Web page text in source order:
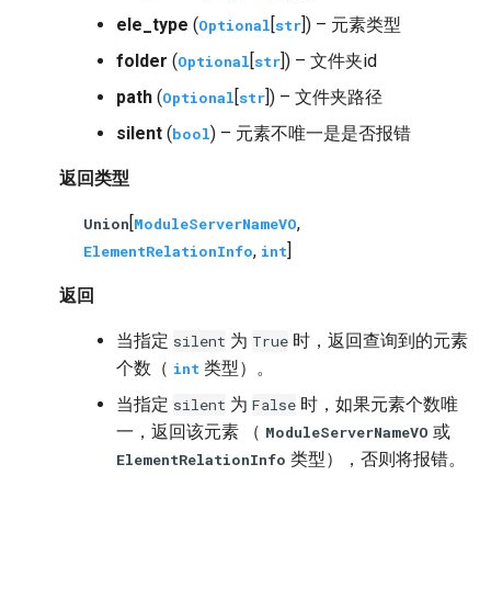
ele_type (Optional[str]) – 元素类型
folder (Optional[str]) – 文件夹id
path (Optional[str]) – 文件夹路径
silent (bool) – 元素不唯一是是否报错
返回类型
Union[ModuleServerNameVO,
ElementRelationInfo, int]
返回
当指定 silent 为 True 时，返回查询到的元素
个数（ int 类型）。
当指定 silent 为 False 时，如果元素个数唯
一，返回该元素 （ ModuleServerNameVO 或
ElementRelationInfo 类型），否则将报错。